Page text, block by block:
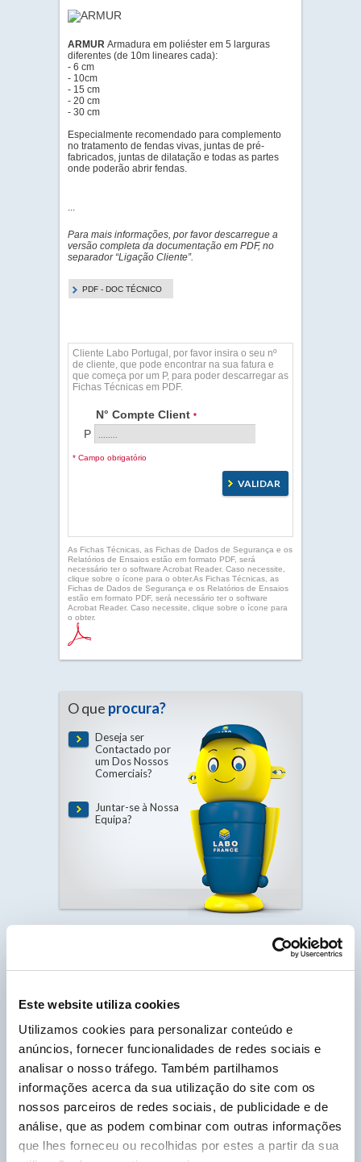
Este website utiliza cookies
Utilizamos cookies para personalizar conteúdo e
anúncios, fornecer funcionalidades de redes sociais e
analisar o nosso tráfego. Também partilhamos
informações acerca da sua utilização do site com os
nossos parceiros de redes sociais, de publicidade e de
análise, que as podem combinar com outras informações
que lhes forneceu ou recolhidas por estes a partir da sua
PDF - DOC TÉCNICO
Cliente Labo Portugal, por favor insira o seu nº
de cliente, que pode encontrar na sua fatura e
que começa por um P, para poder descarregar as
Fichas Técnicas em PDF.
N° Compte Client *
P
* Campo obrigatório
As Fichas Técnicas, as Fichas de Dados de Segurança e os
Relatórios de Ensaios estão em formato PDF, será
necessário ter o software Acrobat Reader. Caso necessite,
clique sobre o ícone para o obter.As Fichas Técnicas, as
Fichas de Dados de Segurança e os Relatórios de Ensaios
estão em formato PDF, será necessário ter o software
Acrobat Reader. Caso necessite, clique sobre o ícone para
o obter.
ARMUR Armadura em poliéster em 5 larguras
diferentes (de 10m lineares cada):
- 6 cm
- 10cm
- 15 cm
- 20 cm
- 30 cm
Especialmente recomendado para complemento
no tratamento de fendas vivas, juntas de pré-
fabricados, juntas de dilatação e todas as partes
onde poderão abrir fendas.
...
Para mais informações, por favor descarregue a
versão completa da documentação em PDF, no
separador “Ligação Cliente”.
O que procura?
Deseja ser
Contactado por
um Dos Nossos
Comerciais?
Juntar-se à Nossa
Equipa?
Hidrófugo de Massa Plastificante de Betão.
Home > HYDROSAC
Pesquiseo seu produto